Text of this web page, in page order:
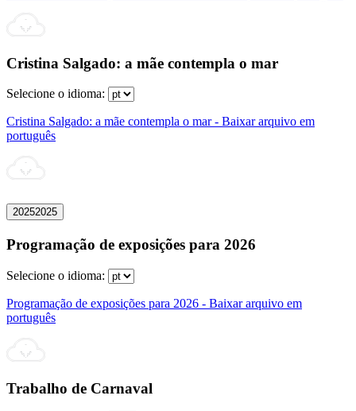
Cristina Salgado: a mãe contempla o mar
Selecione o idioma:
Cristina Salgado: a mãe contempla o mar - Baixar arquivo em
português
20252025
Programação de exposições para 2026
Selecione o idioma:
Programação de exposições para 2026 - Baixar arquivo em
português
Trabalho de Carnaval